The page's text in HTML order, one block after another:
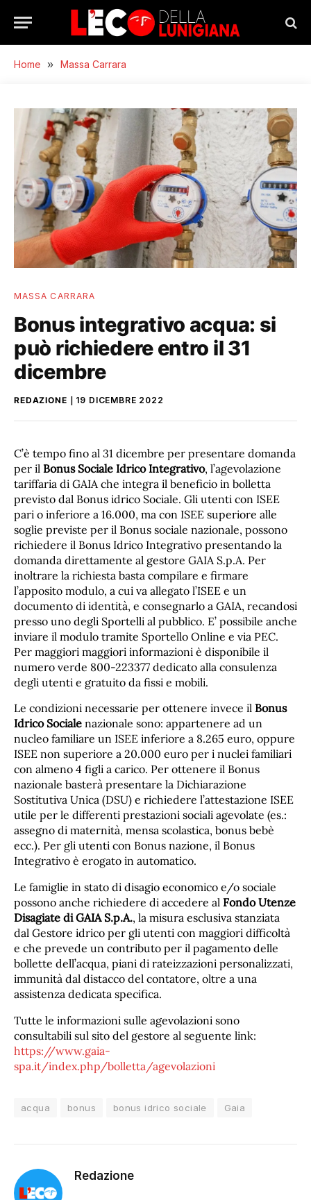
Home » Massa Carrara
MASSA CARRARA
Bonus integrativo acqua: si
può richiedere entro il 31
dicembre
REDAZIONE 19 DICEMBRE 2022
C’è tempo fino al 31 dicembre per presentare domanda
per il Bonus Sociale Idrico Integrativo, l’agevolazione
tariffaria di GAIA che integra il beneficio in bolletta
previsto dal Bonus idrico Sociale. Gli utenti con ISEE
pari o inferiore a 16.000, ma con ISEE superiore alle
soglie previste per il Bonus sociale nazionale, possono
richiedere il Bonus Idrico Integrativo presentando la
domanda direttamente al gestore GAIA S.p.A. Per
inoltrare la richiesta basta compilare e firmare
l’apposito modulo, a cui va allegato l’ISEE e un
documento di identità, e consegnarlo a GAIA, recandosi
presso uno degli Sportelli al pubblico. E’ possibile anche
inviare il modulo tramite Sportello Online e via PEC.
Per maggiori maggiori informazioni è disponibile il
numero verde 800-223377 dedicato alla consulenza
degli utenti e gratuito da fissi e mobili.
Le condizioni necessarie per ottenere invece il Bonus
Idrico Sociale nazionale sono: appartenere ad un
nucleo familiare un ISEE inferiore a 8.265 euro, oppure
ISEE non superiore a 20.000 euro per i nuclei familiari
con almeno 4 figli a carico. Per ottenere il Bonus
nazionale basterà presentare la Dichiarazione
Sostitutiva Unica (DSU) e richiedere l’attestazione ISEE
utile per le differenti prestazioni sociali agevolate (es.:
assegno di maternità, mensa scolastica, bonus bebè
ecc.). Per gli utenti con Bonus nazione, il Bonus
Integrativo è erogato in automatico.
Le famiglie in stato di disagio economico e/o sociale
possono anche richiedere di accedere al Fondo Utenze
Disagiate di GAIA S.p.A., la misura esclusiva stanziata
dal Gestore idrico per gli utenti con maggiori difficoltà
e che prevede un contributo per il pagamento delle
bollette dell’acqua, piani di rateizzazioni personalizzati,
immunità dal distacco del contatore, oltre a una
assistenza dedicata specifica.
Tutte le informazioni sulle agevolazioni sono
consultabili sul sito del gestore al seguente link:
https://www.gaia-
spa.it/index.php/bolletta/agevolazioni
acqua bonus bonus idrico sociale Gaia
Redazione